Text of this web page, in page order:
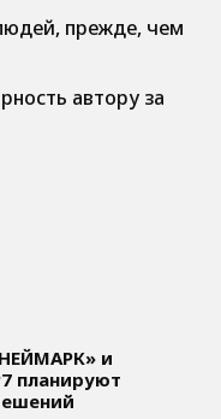
прежде, чем
автору за
и
планируют